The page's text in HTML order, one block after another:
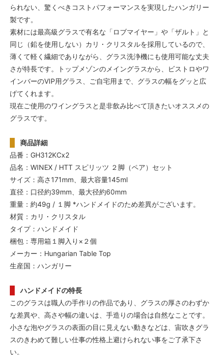
られない、驚くべきコストパフォーマンスを実現したハンガリー
製です。
素材には最高級グラスで有名な「ロブマイヤー」や「ザルト」と
同じ（鉛を使用しない）カリ・クリスタルを採用しているので、
薄くて軽く繊細でありながら、グラス洗浄機にも使用可能な丈夫
さが特長です。トップメゾンのメイングラスから、ビストロやワ
インバーのVIP用グラス、ご自宅用まで、グラスの幅をグッと広
げてくれます。
現在ご使用のワイングラスと是非飲み比べて頂きたいオススメの
グラスです。
商品詳細
品番：GH312KCx2
品名：WINEX / HTT スピリッツ ２脚（ペア）セット
サイズ：高さ171mm、最大容量145ml
直径：口径約39mm、最大径約60mm
重量：約49g / １脚 *ハンドメイドのため差異がございます。
材質：カリ・クリスタル
タイプ：ハンドメイド
梱包：専用箱１脚入り×２個
メーカー：Hungarian Table Top
生産国：ハンガリー
ハンドメイドの特長
このグラスは職人の手作りの作品であり、グラスの厚さのわずか
な差異や、高さや幅の違いは、手造りの場合は自然なことです。
小さな泡やグラスの表面の目に見えない動きなどは、宙吹きグラ
スのきわめて難しい仕事の性格上避けられない事をご了承下さ
い。